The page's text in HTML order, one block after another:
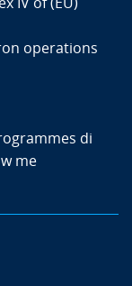
operations
di
me